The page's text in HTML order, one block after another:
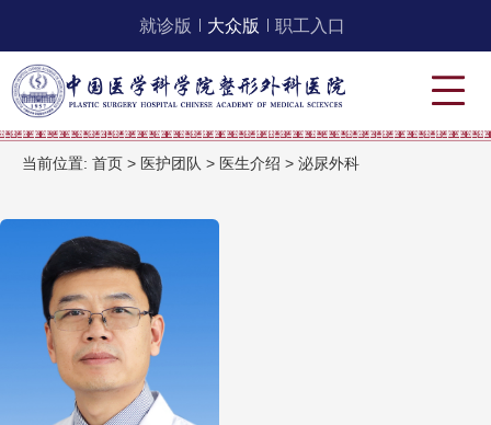
就诊版 大众版 职工入口
当前位置: 首页 > 医护团队 > 医生介绍 > 泌尿外科